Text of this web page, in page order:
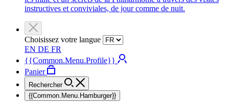
instructives et conviviales, de jour comme de nuit.
Choisissez votre langue
EN DE FR
{{Common.Menu.Profile}}
Panier
Rechercher
{{Common.Menu.Hamburger}}